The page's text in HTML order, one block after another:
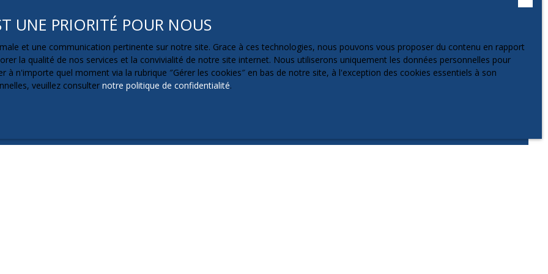
votre appareil peuvent être enregistrées dans des fichiers texte appelés "Cookies", et placés dans votre navigateur. Par
à optimiser votre utilisation du site en vous proposant de contenu personnalisé. Ils ont une durée de validité fixe.
de "cookies" en se servant des fonctionnalités correspondantes de leur navigateur. Cependant cette démarche peut
UNE PRIORITÉ POUR NOUS
et une communication pertinente sur notre site. Grace à ces technologies, nous pouvons vous proposer du contenu en rapport
la qualité de nos services et la convivialité de notre site internet. Nous utiliserons uniquement les données personnelles pour
à n'importe quel moment via la rubrique ″Gérer les cookies″ en bas de notre site, à l'exception des cookies essentiels à son
veuillez consulter notre politique de confidentialité.